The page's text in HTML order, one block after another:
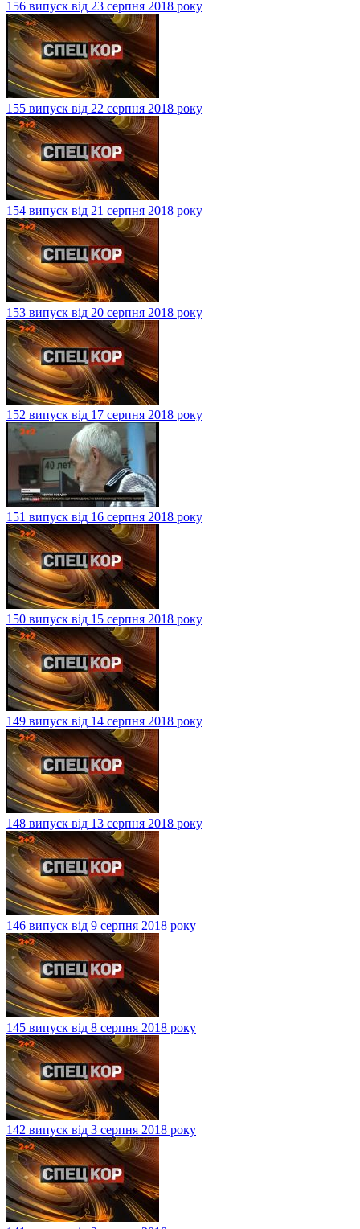
156 випуск від 23 серпня 2018 року
155 випуск від 22 серпня 2018 року
154 випуск від 21 серпня 2018 року
153 випуск від 20 серпня 2018 року
152 випуск від 17 серпня 2018 року
151 випуск від 16 серпня 2018 року
150 випуск від 15 серпня 2018 року
149 випуск від 14 серпня 2018 року
148 випуск від 13 серпня 2018 року
146 випуск від 9 серпня 2018 року
145 випуск від 8 серпня 2018 року
142 випуск від 3 серпня 2018 року